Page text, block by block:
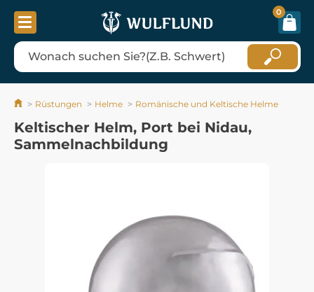
0
Rüstungen Helme Romänische und Keltische Helme
Keltischer Helm, Port bei Nidau,
Sammelnachbildung